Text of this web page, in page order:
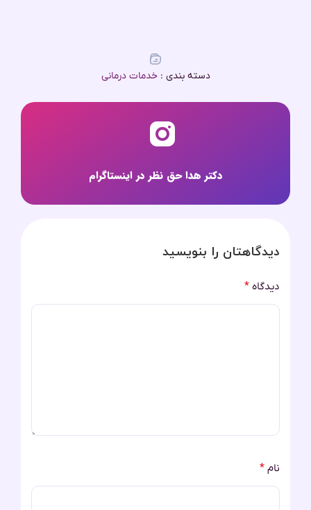
دسته بندی : خدمات درمانی
دکتر هدا حق نظر در اینستاگرام
دیدگاهتان را بنویسید
دیدگاه *
نام *